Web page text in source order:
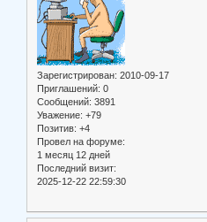
Зарегистрирован: 2010-09-17
Приглашений: 0
Сообщений: 3891
Уважение: +79
Позитив: +4
Провел на форуме:
1 месяц 12 дней
Последний визит:
2025-12-22 22:59:30